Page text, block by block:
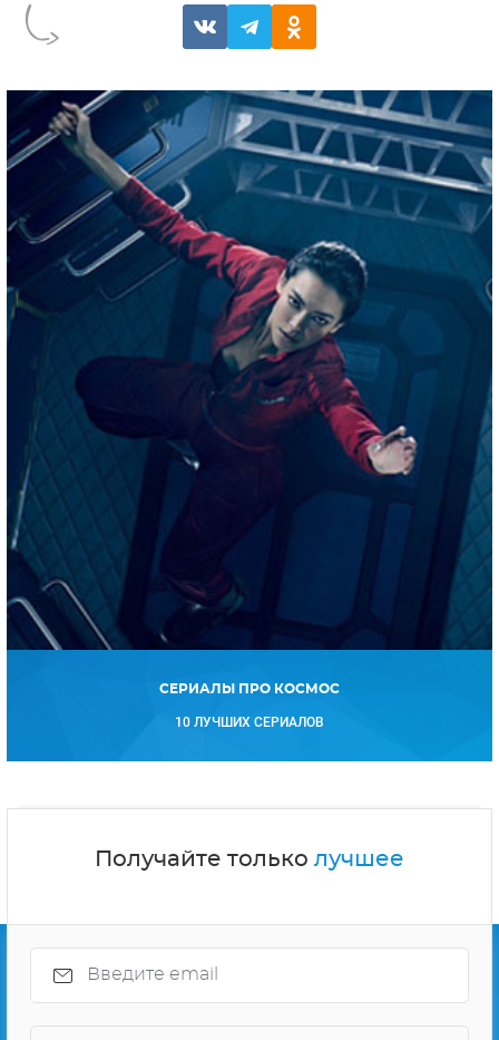
СЕРИАЛЫ ПРО КОСМОС
10 ЛУЧШИХ СЕРИАЛОВ
Получайте только лучшее